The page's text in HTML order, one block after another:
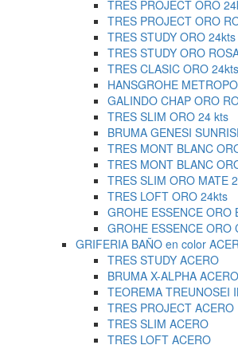
TRES PROJECT ORO
TRES PROJECT ORO
TRES STUDY ORO 24kts
TRES STUDY ORO
TRES CLASIC ORO 24kts
HANSGROHE
GALINDO CHAP ORO
TRES SLIM ORO 24 kts
BRUMA GENESI
TRES MONT BLANC
TRES MONT BLANC
TRES SLIM ORO MATE
TRES LOFT ORO 24kts
GROHE ESSENCE ORO
GROHE ESSENCE ORO
GRIFERIA BAÑO en color
TRES STUDY ACERO
BRUMA X-ALPHA
TEOREMA TREUNOSEI
TRES PROJECT ACERO
TRES SLIM ACERO
TRES LOFT ACERO